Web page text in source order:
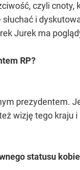
czyli
i
Jurek ma
RP?
prezydentem.
wizję tego kraju
statusu